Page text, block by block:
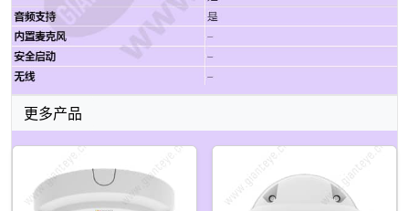
更多产品